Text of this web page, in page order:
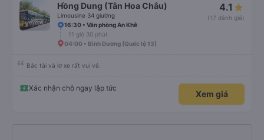
Hồng Dung (Tân Hoa Châu)
Limousine 34 giường
4.1
(17 đánh giá)
16:30 • Văn phòng An Khê
11 giờ 30 phút
04:00 • Bình Dương (Quốc lộ 13)
Bác tài và lơ xe rất vui vẻ.
Xác nhận chỗ ngay lập tức
Xem giá